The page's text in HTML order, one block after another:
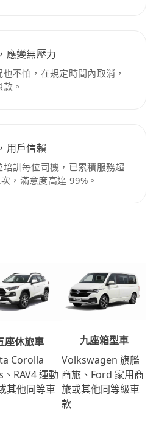
應變無壓力
不怕，在規定時間內取消，
。
用戶信賴
培訓每位司機，已累積服務超
，滿意度高達 99%。
座休旅車
Corolla
RAV4 運動
其他同等車
九座箱型車
Volkswagen 旗艦
商旅、Ford 家用商
旅或其他同等級車
款